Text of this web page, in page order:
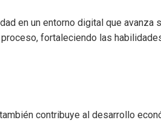
en un entorno digital que avanza
fortaleciendo las
contribuye al desarrollo